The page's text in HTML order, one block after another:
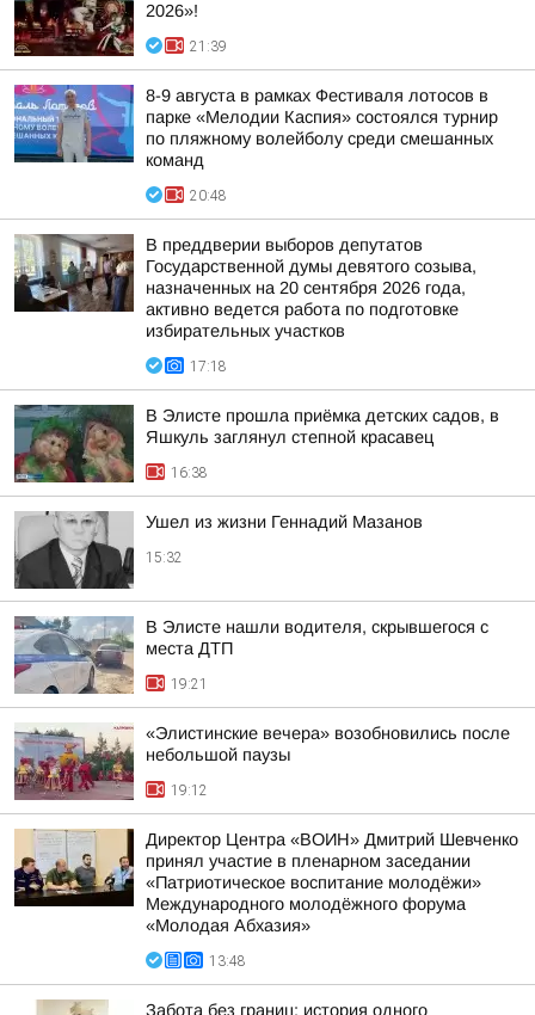
2026»!
21:39
8-9 августа в рамках Фестиваля лотосов в
парке «Мелодии Каспия» состоялся турнир
по пляжному волейболу среди смешанных
команд
20:48
В преддверии выборов депутатов
Государственной думы девятого созыва,
назначенных на 20 сентября 2026 года,
активно ведется работа по подготовке
избирательных участков
17:18
В Элисте прошла приёмка детских садов, в
Яшкуль заглянул степной красавец
16:38
Ушел из жизни Геннадий Мазанов
15:32
В Элисте нашли водителя, скрывшегося с
места ДТП
19:21
«Элистинские вечера» возобновились после
небольшой паузы
19:12
Директор Центра «ВОИН» Дмитрий Шевченко
принял участие в пленарном заседании
«Патриотическое воспитание молодёжи»
Международного молодёжного форума
«Молодая Абхазия»
13:48
Забота без границ: история одного